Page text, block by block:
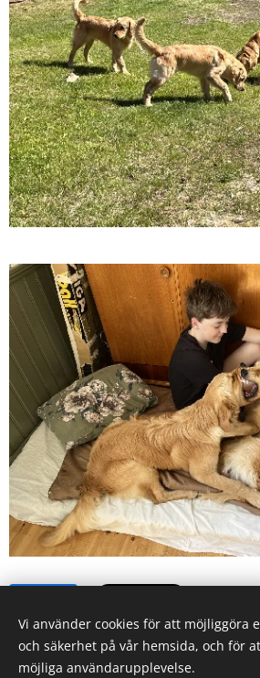
Vi använder cookies för att möjliggöra
och säkerhet på vår hemsida, och för
möjliga användarupplevelse.